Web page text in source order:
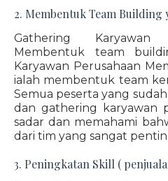
2. Membentuk Team Building
Gathering Karyawan
Membentuk team
Karyawan Perusahaan
ialah membentuk team
Semua peserta yang
dan gathering karyawan
sadar dan memahami
dari tim yang sangat
3. Peningkatan Skill (